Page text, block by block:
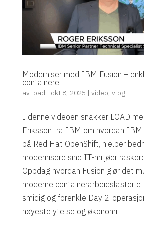
Moderniser med IBM Fusion –
containere
av load | okt 8, 2025 | video, vlog
I denne videoen snakker LOAD
Eriksson fra IBM om hvordan IBM
på Red Hat OpenShift, hjelper
modernisere sine IT-miljøer
Oppdag hvordan Fusion gjør det
moderne containerarbeidslaster
smidig og forenkle Day 2-
høyeste ytelse og økonomi.